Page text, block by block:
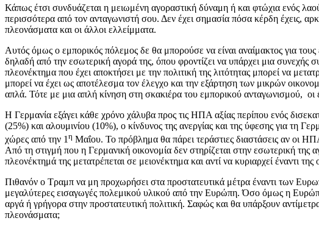
Κάπως έτσι συνδυάζεται η μειωμένη αγοραστική δύναμη ή και φτώχια ενός
περισσότερα από τον ανταγωνιστή σου. Δεν έχει σημασία πόσα κέρδη έχεις,
πλεονάσματα και οι άλλοι ελλείμματα.
Αυτός όμως ο εμπορικός πόλεμος δε θα μπορούσε να είναι αναίμακτος για
δηλαδή από την εσωτερική αγορά της, όπου φροντίζει να υπάρχει μια
πλεονέκτημα που έχει αποκτήσει με την πολιτική της λιτότητας μπορεί να
μπορεί να έχει ως αποτέλεσμα τον έλεγχο και την εξάρτηση των μικρών
απλά. Τότε με μια απλή κίνηση στη σκακιέρα του εμπορικού ανταγωνισμού, οι
Η Γερμανία εξάγει κάθε χρόνο χάλυβα προς τις ΗΠΑ αξίας περίπου ενός
(25%) και αλουμινίου (10%), ο κίνδυνος της ανεργίας και της ύφεσης για τη
χώρες από την 1 η Μαΐου. Το πρόβλημα θα πάρει τεράστιες διαστάσεις αν οι
Από τη στιγμή που η Γερμανική οικονομία δεν στηρίζεται στην εσωτερική
πλεονέκτημά της μετατρέπεται σε μειονέκτημα και αντί να κυριαρχεί έναντι
Πιθανόν ο Τραμπ να μη προχωρήσει στα προστατευτικά μέτρα έναντι των
μεγαλύτερες εισαγωγές πολεμικού υλικού από την Ευρώπη. Όσο όμως η
αργά ή γρήγορα στην προστατευτική πολιτική. Σαφώς και θα υπάρξουν
πλεονάσματα;